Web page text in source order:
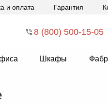
и оплата Гарантия
8 (800) 500-15-05
Шкафы